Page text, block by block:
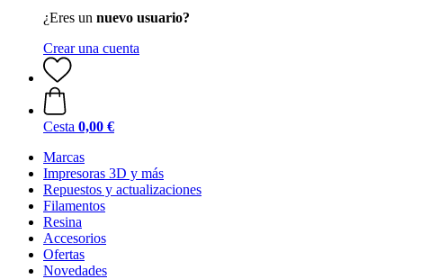
¿Eres un nuevo usuario?
Crear una cuenta
Cesta 0,00 €
Marcas
Impresoras 3D y más
Repuestos y actualizaciones
Filamentos
Resina
Accesorios
Ofertas
Novedades